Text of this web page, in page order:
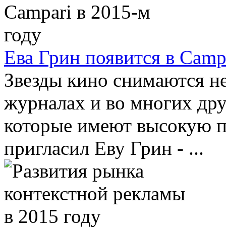
Ева Грин появится в
Звезды кино снимаются
журналах и во многих
которые имеют высокую
пригласил Еву Грин - ...